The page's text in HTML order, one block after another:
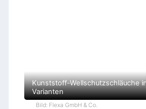
Kunststoff-Wellschutzschläuche
Varianten
Bild: Flexa GmbH & Co.